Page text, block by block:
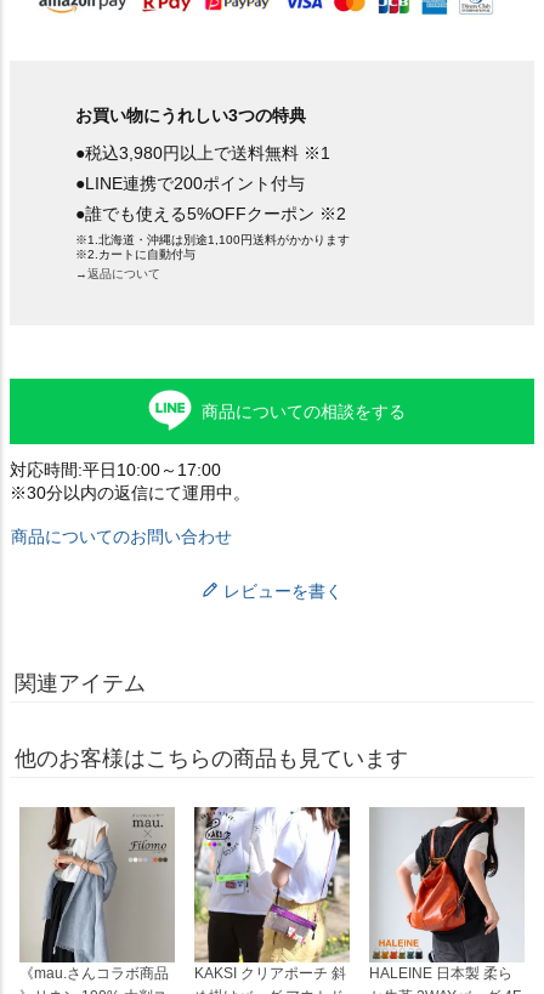
お買い物にうれしい3つの特典
●税込3,980円以上で送料無料 ※1
●LINE連携で200ポイント付与
●誰でも使える5%OFFクーポン ※2
※1.北海道・沖縄は別途1,100円送料がかかります
※2.カートに自動付与
→返品について
商品についての相談をする
対応時間:平日10:00～17:00
※30分以内の返信にて運用中。
商品についてのお問い合わせ
レビューを書く
関連アイテム
他のお客様はこちらの商品も見ています
《mau.さんコラボ商品
KAKSI クリアポーチ 斜
HALEINE 日本製 柔ら